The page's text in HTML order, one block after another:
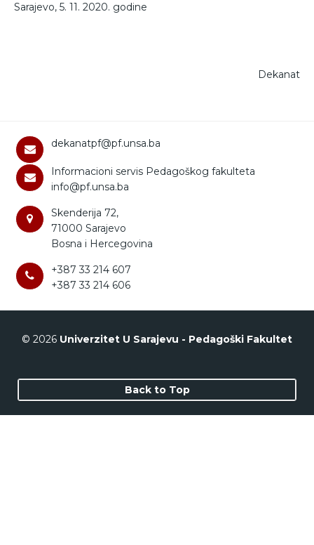
Sarajevo, 5. 11. 2020. godine
Dekanat
dekanatpf@pf.unsa.ba
Informacioni servis Pedagoškog fakulteta
info@pf.unsa.ba
Skenderija 72,
71000 Sarajevo
Bosna i Hercegovina
+387 33 214 607
+387 33 214 606
© 2026 Univerzitet U Sarajevu - Pedagoški Fakultet
Back to Top